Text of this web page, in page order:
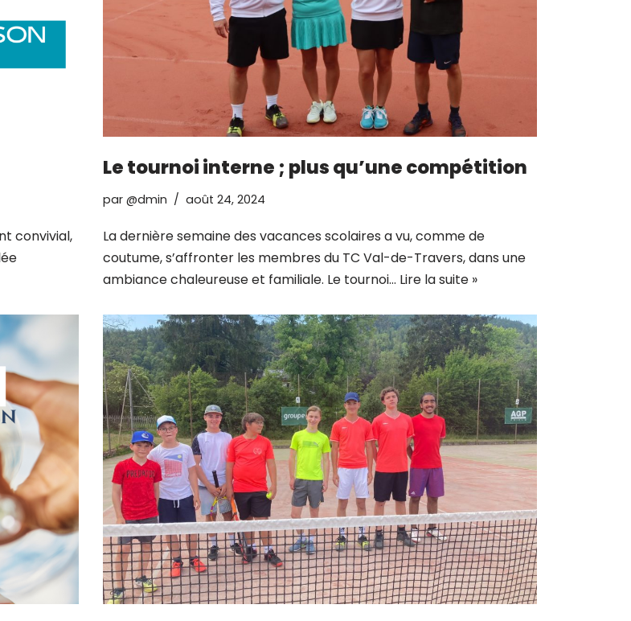
convivial,
Le tournoi interne ; plus qu’une compétition
par @dmin août 24, 2024
La dernière semaine des vacances scolaires a vu, comme de
coutume, s’affronter les membres du TC Val-de-Travers, dans une
ambiance chaleureuse et familiale. Le tournoi… Lire la suite »